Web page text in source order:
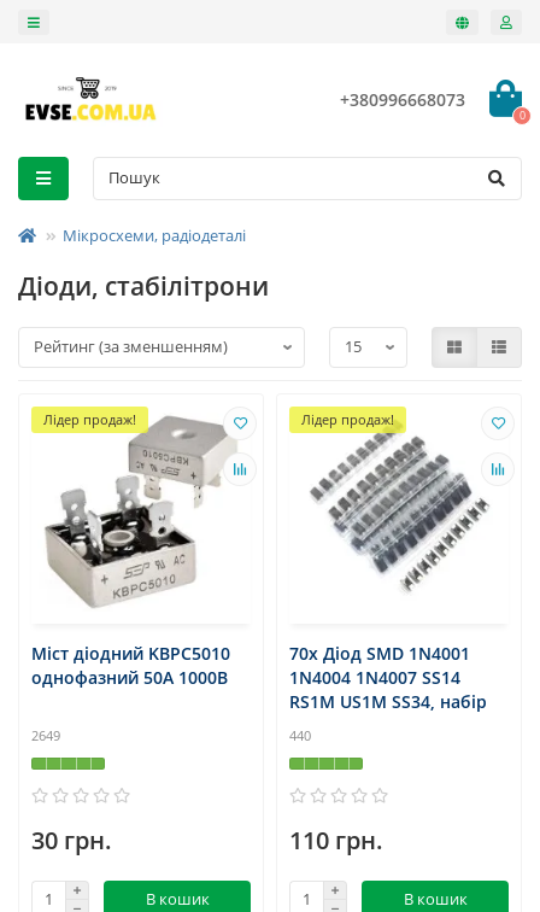
+380996668073
0
Мікросхеми, радіодеталі
Діоди, стабілітрони
Лідер продаж!
Міст діодний KBPC5010
однофазний 50А 1000В
2649
30 грн.
В кошик
Лідер продаж!
70x Діод SMD 1N4001
1N4004 1N4007 SS14
RS1M US1M SS34, набір
440
110 грн.
В кошик